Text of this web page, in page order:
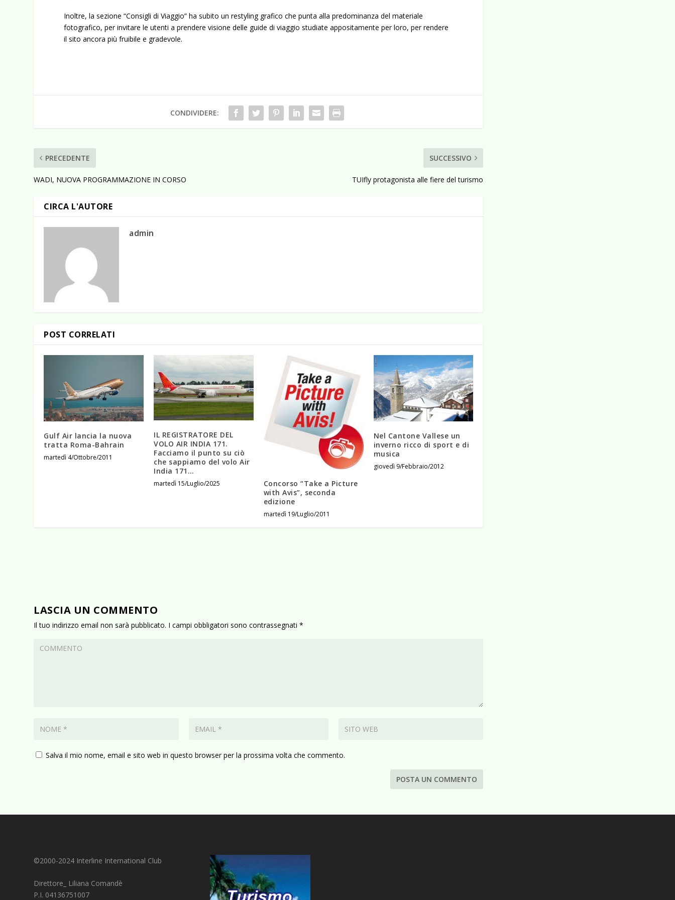
Inoltre, la sezione “Consigli di Viaggio” ha subito un restyling grafico che punta alla predominanza del materiale
fotografico, per invitare le utenti a prendere visione delle guide di viaggio studiate appositamente per loro, per rendere
il sito ancora più fruibile e gradevole.
CONDIVIDERE:
PRECEDENTE
WADI, NUOVA PROGRAMMAZIONE IN CORSO
SUCCESSIVO
TUIfly protagonista alle fiere del turismo
CIRCA L'AUTORE
admin
POST CORRELATI
Gulf Air lancia la nuova
tratta Roma-Bahrain
martedì 4/Ottobre/2011
IL REGISTRATORE DEL
VOLO AIR INDIA 171.
Facciamo il punto su ciò
che sappiamo del volo Air
India 171…
martedì 15/Luglio/2025
Concorso “Take a Picture
with Avis”, seconda
edizione
martedì 19/Luglio/2011
Nel Cantone Vallese un
inverno ricco di sport e di
musica
giovedì 9/Febbraio/2012
LASCIA UN COMMENTO
Il tuo indirizzo email non sarà pubblicato. I campi obbligatori sono contrassegnati*
Salva il mio nome, email e sito web in questo browser per la prossima volta che commento.
©2000-2024 Interline International Club
Direttore_ Liliana Comandè
P.I. 04136751007